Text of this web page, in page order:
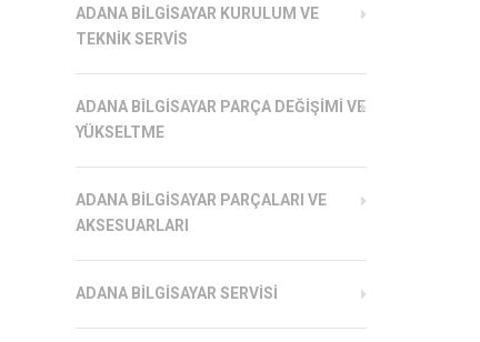
ADANA BILGISAYAR KURULUM VE
TEKNIK SERVIS
ADANA BILGISAYAR PARÇA DEĞIŞIMI VE
YÜKSELTME
ADANA BILGISAYAR PARÇALARI VE
AKSESUARLARI
ADANA BILGISAYAR SERVISI